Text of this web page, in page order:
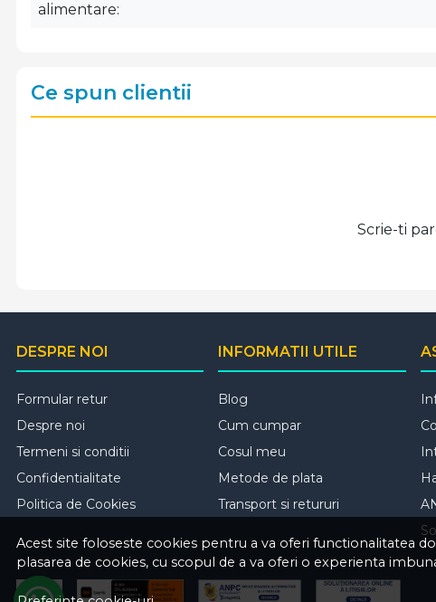
alimentare
Ce spun clientii
Scrie-ti
Acest site foloseste cookies pentru a va oferi functionalitatea
plasarea de cookies, cu scopul de a va oferi o experienta
DESPRE NOI
Formular retur
Despre noi
Termeni si conditii
Confidentialitate
Politica de Cookies
INFORMATII UTILE
Blog
Cum cumpar
Cosul meu
Metode de plata
Transport si retururi